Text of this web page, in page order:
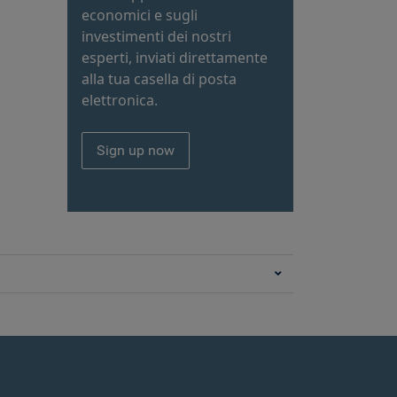
economici e sugli
investimenti dei nostri
esperti, inviati direttamente
alla tua casella di posta
elettronica.
Sign up now